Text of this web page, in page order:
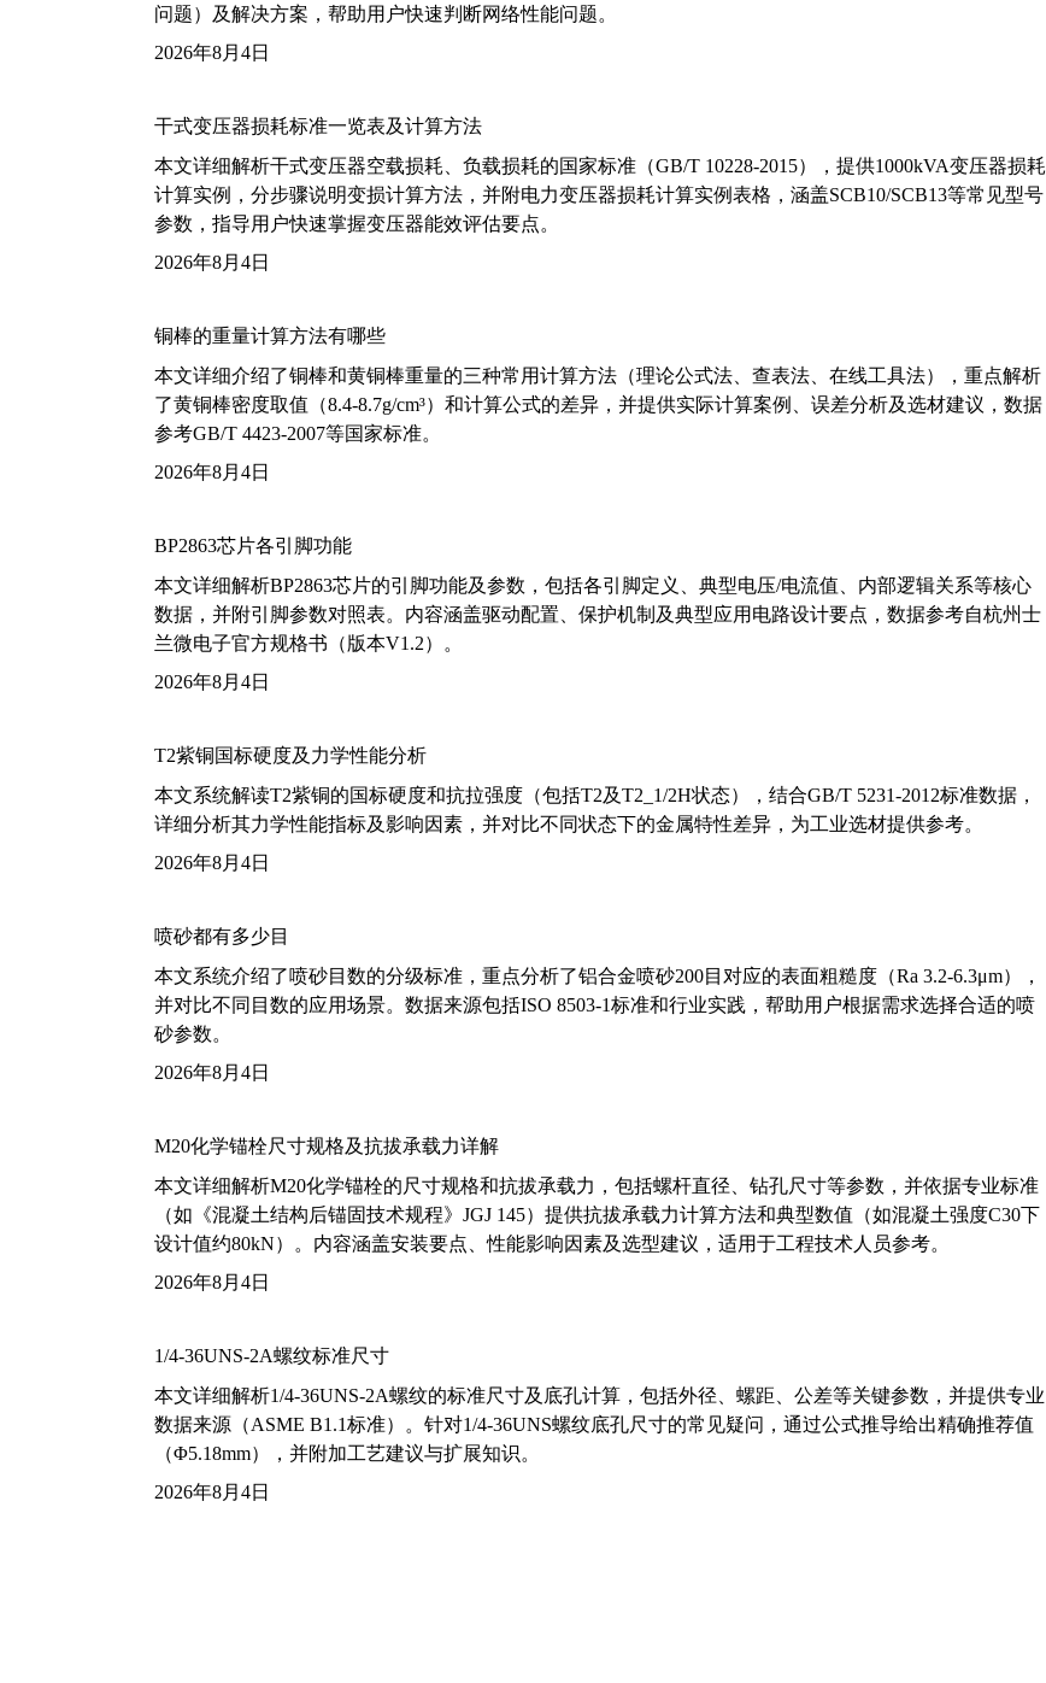
问题）及解决方案，帮助用户快速判断网络性能问题。
2026年8月4日
干式变压器损耗标准一览表及计算方法
本文详细解析干式变压器空载损耗、负载损耗的国家标准（GB/T 10228-2015），提供1000kVA变压器损耗
计算实例，分步骤说明变损计算方法，并附电力变压器损耗计算实例表格，涵盖SCB10/SCB13等常见型号
参数，指导用户快速掌握变压器能效评估要点。
2026年8月4日
铜棒的重量计算方法有哪些
本文详细介绍了铜棒和黄铜棒重量的三种常用计算方法（理论公式法、查表法、在线工具法），重点解析
了黄铜棒密度取值（8.4-8.7g/cm³）和计算公式的差异，并提供实际计算案例、误差分析及选材建议，数据
参考GB/T 4423-2007等国家标准。
2026年8月4日
BP2863芯片各引脚功能
本文详细解析BP2863芯片的引脚功能及参数，包括各引脚定义、典型电压/电流值、内部逻辑关系等核心
数据，并附引脚参数对照表。内容涵盖驱动配置、保护机制及典型应用电路设计要点，数据参考自杭州士
兰微电子官方规格书（版本V1.2）。
2026年8月4日
T2紫铜国标硬度及力学性能分析
本文系统解读T2紫铜的国标硬度和抗拉强度（包括T2及T2_1/2H状态），结合GB/T 5231-2012标准数据，
详细分析其力学性能指标及影响因素，并对比不同状态下的金属特性差异，为工业选材提供参考。
2026年8月4日
喷砂都有多少目
本文系统介绍了喷砂目数的分级标准，重点分析了铝合金喷砂200目对应的表面粗糙度（Ra 3.2-6.3μm），
并对比不同目数的应用场景。数据来源包括ISO 8503-1标准和行业实践，帮助用户根据需求选择合适的喷
砂参数。
2026年8月4日
M20化学锚栓尺寸规格及抗拔承载力详解
本文详细解析M20化学锚栓的尺寸规格和抗拔承载力，包括螺杆直径、钻孔尺寸等参数，并依据专业标准
（如《混凝土结构后锚固技术规程》JGJ 145）提供抗拔承载力计算方法和典型数值（如混凝土强度C30下
设计值约80kN）。内容涵盖安装要点、性能影响因素及选型建议，适用于工程技术人员参考。
2026年8月4日
1/4-36UNS-2A螺纹标准尺寸
本文详细解析1/4-36UNS-2A螺纹的标准尺寸及底孔计算，包括外径、螺距、公差等关键参数，并提供专业
数据来源（ASME B1.1标准）。针对1/4-36UNS螺纹底孔尺寸的常见疑问，通过公式推导给出精确推荐值
（Φ5.18mm），并附加工艺建议与扩展知识。
2026年8月4日